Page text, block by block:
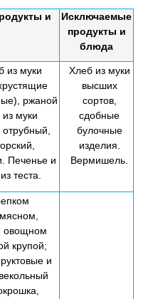
и
Исключаемые
продукты и
блюда
из муки
ржаной
муки
Печенье и
теста.
Хлеб из муки
высших
сортов,
сдобные
булочные
изделия.
Вермишель.
овощном
крупой;
и